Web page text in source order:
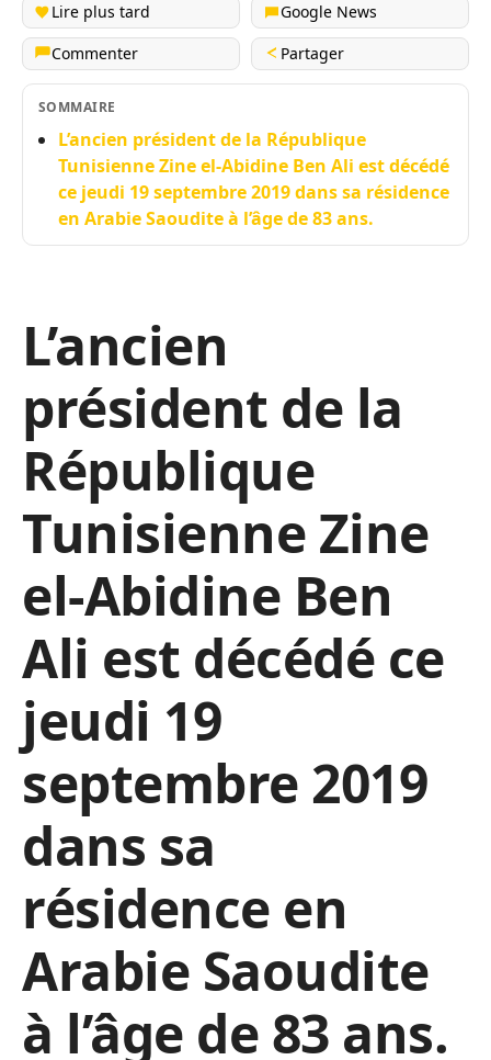
Lire plus tard
Google News
Commenter
Partager
SOMMAIRE
L’ancien président de la République
Tunisienne Zine el-Abidine Ben Ali est décédé
ce jeudi 19 septembre 2019 dans sa résidence
en Arabie Saoudite à l’âge de 83 ans.
L’ancien
président de la
République
Tunisienne Zine
el-Abidine Ben
Ali est décédé ce
jeudi 19
septembre 2019
dans sa
résidence en
Arabie Saoudite
à l’âge de 83 ans.